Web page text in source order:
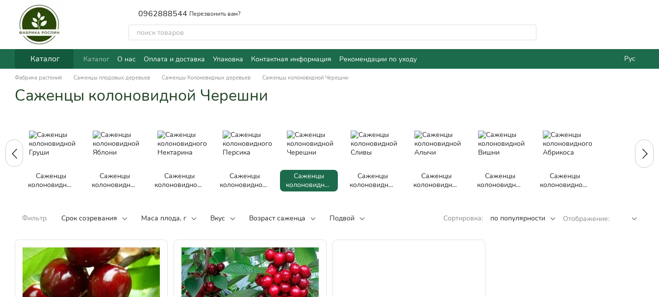
Перейти к основному контенту
0962888544 Перезвонить вам?
Каталог Каталог О нас Оплата и доставка Упаковка Контактная информация Рекомендации по уходу Рус
Фабрика растений Саженцы плодовых деревьев Саженцы Колоновидных деревьев Саженцы колоновидной Черешни
Саженцы колоновидной Черешни
Саженцы
колоновидной
Саженцы
колоновидной
Саженцы
колоновидного
Саженцы
колоновидного
Саженцы
колоновидной
Черешни
Саженцы
колоновидной
Саженцы
колоновидной
Саженцы
колоновидной
Саженцы
колоновидного
Фильтр Срок созревания Маса плода, г Вкус Возраст саженца Подвой Сортировка: по популярности Отображение: